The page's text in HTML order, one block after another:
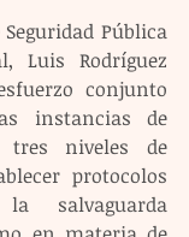
Pública
Luis Rodríguez
conjunto
instancias de
tres niveles de
protocolos
salvaguarda